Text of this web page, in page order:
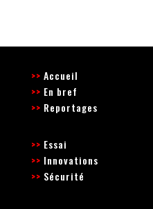
>> Accueil
>> En bref
>> Reportages
>> Essai
>> Innovations
>> Sécurité